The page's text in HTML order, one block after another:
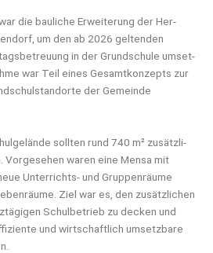
die bau­li­che Erwei­te­rung der Her­
um den ab 2026 gel­ten­den
in der Grund­schu­le umset­
war Teil eines Gesamt­kon­zepts zur
der Gemein­de
soll­ten rund 740 m² zusätz­li­
waren eine Men­sa mit
Unter­richts- und Grup­pen­räu­me
Ziel war es, den zusätz­li­chen
Schul­be­trieb zu decken und
und wirt­schaft­lich umsetz­ba­re